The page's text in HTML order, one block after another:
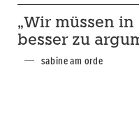
„Wir müssen in
besser zu
sabine am orde